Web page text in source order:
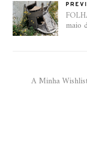
maio
A Minha